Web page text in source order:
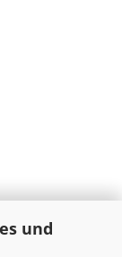
und